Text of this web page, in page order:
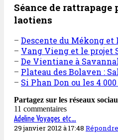
Séance de
laotiens
– Descente du Mékong et
– Vang Vieng et le projet
– De Vientiane à
– Plateau des Bolaven :
– Si Phan Don ou les 4
Partagez sur les réseaux
11 commentaires
Adeline Voyages etc...
29 janvier 2012 à 17:48 Répondre